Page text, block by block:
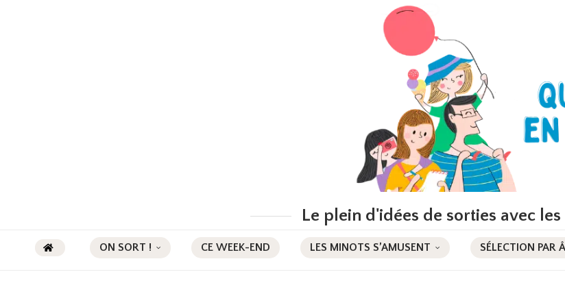
Le plein d'idées de sorties avec
ON SORT ! CE WEEK-END LES MINOTS S’AMUSENT SÉLECTION PAR